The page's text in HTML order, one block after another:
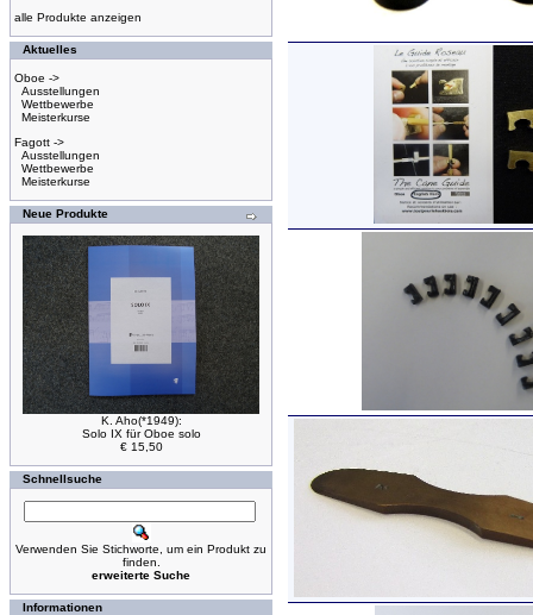
alle Produkte anzeigen
Aktuelles
Oboe ->
Ausstellungen
Wettbewerbe
Meisterkurse
Fagott ->
Ausstellungen
Wettbewerbe
Meisterkurse
Neue Produkte
K. Aho(*1949):
Solo IX für Oboe solo
€ 15,50
Schnellsuche
Verwenden Sie Stichworte, um ein Produkt zu
finden.
erweiterte Suche
Informationen